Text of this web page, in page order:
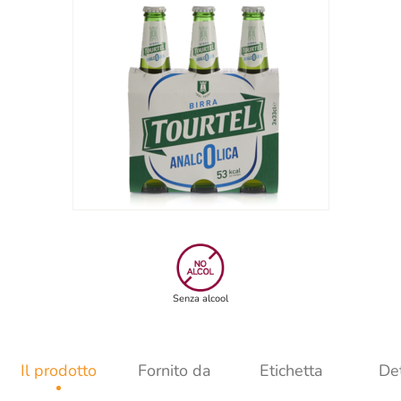
Senza alcool
Il prodotto Fornito da Etichetta